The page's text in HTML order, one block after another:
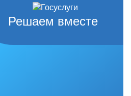
Решаем вместе